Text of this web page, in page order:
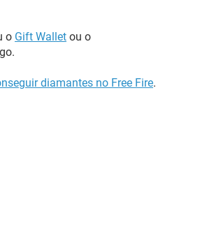
o Gift Wallet ou o
diamantes no Free Fire.